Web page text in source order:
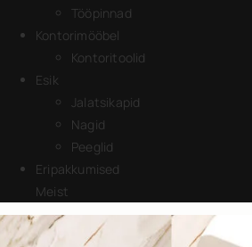
Tööpinnad
Kontorimööbel
Kontoritoolid
Esik
Jalatsikapid
Nagid
Peeglid
Eripakkumised
Meist